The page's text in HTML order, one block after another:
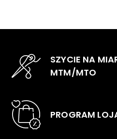
SZYCIE NA
MTM/MTO
PROGRAM